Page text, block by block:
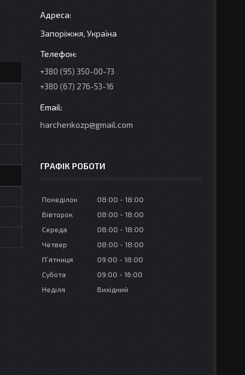
Запоріжжя, Україна
+380 (95) 350-00-73
+380 (67) 276-53-16
harchenkozp@gmail.com
ГРАФІК РОБОТИ
Понеділок 08:00
18:00
Вівторок
08:00
18:00
Середа
08:00
18:00
Четвер
08:00
18:00
Пʼятниця
09:00
18:00
Субота
09:00
16:00
Неділя
Вихідний